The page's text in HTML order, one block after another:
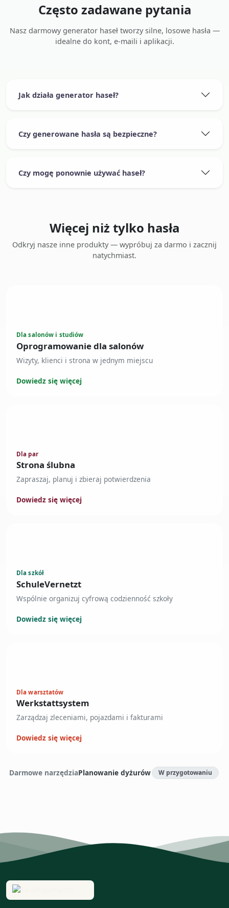
Często zadawane pytania
Nasz darmowy generator haseł tworzy silne, losowe hasła —
idealne do kont, e-maili i aplikacji.
Jak działa generator haseł?
Czy generowane hasła są bezpieczne?
Czy mogę ponownie używać haseł?
Więcej niż tylko hasła
Odkryj nasze inne produkty — wypróbuj za darmo i zacznij
natychmiast.
Dla salonów i studiów
Oprogramowanie dla salonów
Wizyty, klienci i strona w jednym miejscu
Dowiedz się więcej
Dla par
Strona ślubna
Zapraszaj, planuj i zbieraj potwierdzenia
Dowiedz się więcej
— Otwiera Strona ślubna w nowej karcie
Dla szkół
SchuleVernetzt
Wspólnie organizuj cyfrową codzienność szkoły
Dowiedz się więcej
— Otwiera SchuleVernetzt w nowej karcie
Dla warsztatów
Werkstattsystem
Zarządzaj zleceniami, pojazdami i fakturami
Dowiedz się więcej
— Otwiera Werkstattsystem w nowej karcie
Darmowe narzędziaPlanowanie dyżurów W przygotowaniu